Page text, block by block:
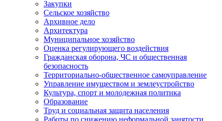
Закупки
Сельское хозяйство
Архивное дело
Архитектура
Муниципальное хозяйство
Оценка регулирующего воздействия
Гражданская оборона, ЧС и общественная
безопасность
Территориально-общественное самоуправление
Управление имуществом и землеустройство
Культура, спорт и молодежная политика
Образование
Труд и социальная защита населения